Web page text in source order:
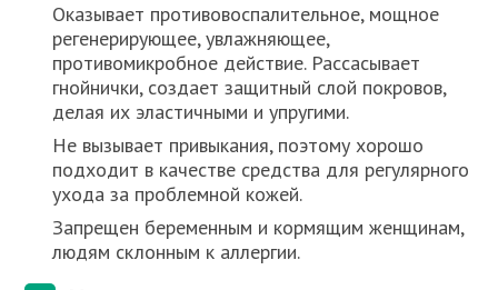
Оказывает противовоспалительное, мощное
регенерирующее, увлажняющее,
противомикробное действие. Рассасывает
гнойнички, создает защитный слой покровов,
делая их эластичными и упругими.
Не вызывает привыкания, поэтому хорошо
подходит в качестве средства для регулярного
ухода за проблемной кожей.
Запрещен беременным и кормящим женщинам,
людям склонным к аллергии.